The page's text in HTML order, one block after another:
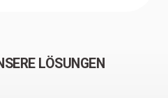
LÖSUNGEN